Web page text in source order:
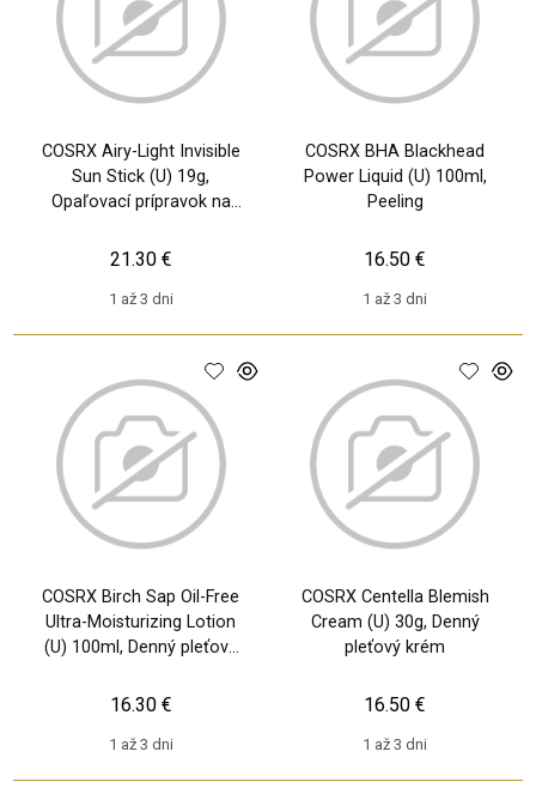
COSRX Airy-Light Invisible
Sun Stick (U) 19g,
Opaľovací prípravok na
1 až 3 dni
21.30 €
COSRX BHA Blackhead
Power Liquid (U) 100ml,
Peeling
1 až 3 dni
16.50 €
COSRX Birch Sap Oil-Free
Ultra-Moisturizing Lotion
(U) 100ml, Denný pleťový
1 až 3 dni
16.30 €
COSRX Centella Blemish
Cream (U) 30g, Denný
pleťový krém
1 až 3 dni
16.50 €